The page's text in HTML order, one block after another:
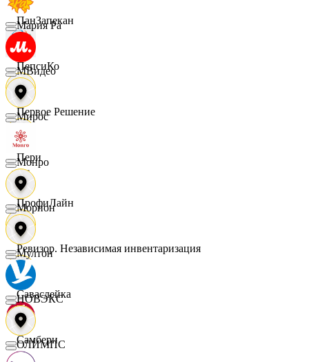
ПанЗапекан
ПепсиКо
Первое Решение
Пери
ПрофиЛайн
Ревизор. Независимая инвентаризация
Саваслейка
Самбери
Мария Ра
МВидео
Мирос
Монро
Морион
Мултон
НОВЭКС
ОЛИМПС